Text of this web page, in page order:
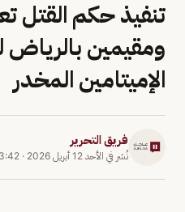
ومقيمين
الإميتامين المخدر
فريق التحرير
نُشر في الأحد 12 أبريل 2026 · 3:42 م